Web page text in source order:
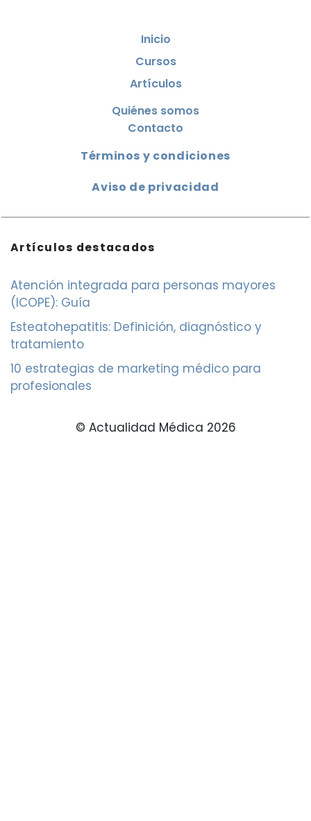
Inicio
Cursos
Artículos
Quiénes somos
Contacto
Términos y condiciones
Aviso de privacidad
Artículos destacados
Atención integrada para personas mayores
(ICOPE): Guía
Esteatohepatitis: Definición, diagnóstico y
tratamiento
10 estrategias de marketing médico para
profesionales
© Actualidad Médica 2026